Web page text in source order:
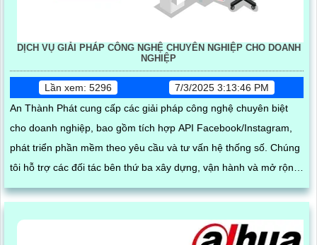
DỊCH VỤ GIẢI PHÁP CÔNG NGHỆ CHUYÊN NGHIỆP CHO DOANH
NGHIỆP
Lần xem: 5296
7/3/2025 3:13:46 PM
An Thành Phát cung cấp các giải pháp công nghệ chuyên biệt
cho doanh nghiệp, bao gồm tích hợp API Facebook/Instagram,
phát triển phần mềm theo yêu cầu và tư vấn hệ thống số. Chúng
tôi hỗ trợ các đối tác bên thứ ba xây dựng, vận hành và mở rộng
hệ thống trên nền tảng mạng xã hội, giúp tối ưu hóa quy trình